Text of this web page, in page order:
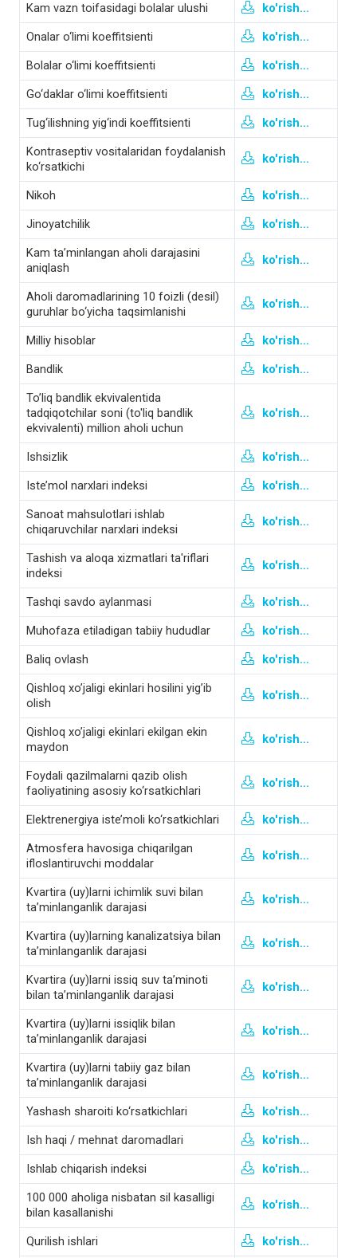
Kam vazn toifasidagi bolalar ulushi
ko'rish...
Onalar o‘limi koeffitsienti
ko'rish...
Bolalar o‘limi koeffitsienti
ko'rish...
Go‘daklar o‘limi koeffitsienti
ko'rish...
Tug‘ilishning yig‘indi koeffitsienti
ko'rish...
Kontraseptiv vositalaridan foydalanish
ko‘rsatkichi
ko'rish...
Nikoh
ko'rish...
Jinoyatchilik
ko'rish...
Kam ta’minlangan aholi darajasini
aniqlash
ko'rish...
Aholi daromadlarining 10 foizli (desil)
guruhlar bo‘yicha taqsimlanishi
ko'rish...
Milliy hisoblar
ko'rish...
Bandlik
ko'rish...
To’liq bandlik ekvivalentida
tadqiqotchilar soni (to'liq bandlik
ekvivalenti) million aholi uchun
ko'rish...
Ishsizlik
ko'rish...
Iste’mol narxlari indeksi
ko'rish...
Sanoat mahsulotlari ishlab
chiqaruvchilar narxlari indeksi
ko'rish...
Tashish va aloqa xizmatlari ta'riflari
indeksi
ko'rish...
Tashqi savdo aylanmasi
ko'rish...
Muhofaza etiladigan tabiiy hududlar
ko'rish...
Baliq ovlash
ko'rish...
Qishloq xo’jaligi ekinlari hosilini yig’ib
olish
ko'rish...
Qishloq xo’jaligi ekinlari ekilgan ekin
maydon
ko'rish...
Foydali qazilmalarni qazib olish
faoliyatining asosiy ko‘rsatkichlari
ko'rish...
Elektrenergiya iste’moli ko‘rsatkichlari
ko'rish...
Atmosfera havosiga chiqarilgan
ifloslantiruvchi moddalar
ko'rish...
Kvartira (uy)larni ichimlik suvi bilan
ta’minlanganlik darajasi
ko'rish...
Kvartira (uy)larning kanalizatsiya bilan
ta’minlanganlik darajasi
ko'rish...
Kvartira (uy)larni issiq suv ta’minoti
bilan ta’minlanganlik darajasi
ko'rish...
Kvartira (uy)larni issiqlik bilan
ta’minlanganlik darajasi
ko'rish...
Kvartira (uy)larni tabiiy gaz bilan
ta’minlanganlik darajasi
ko'rish...
Yashash sharoiti ko‘rsatkichlari
ko'rish...
Ish haqi / mehnat daromadlari
ko'rish...
Ishlab chiqarish indeksi
ko'rish...
100 000 aholiga nisbatan sil kasalligi
bilan kasallanishi
ko'rish...
Qurilish ishlari ko'rish...